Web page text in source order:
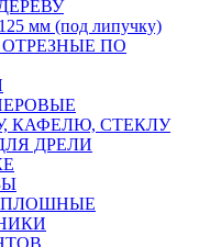
мм (под липучку)
ПО
КАФЕЛЮ, СТЕКЛУ
ДРЕЛИ